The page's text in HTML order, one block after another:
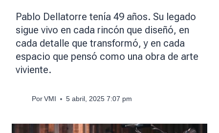
Pablo Dellatorre tenía 49 años. Su legado
sigue vivo en cada rincón que diseñó, en
cada detalle que transformó, y en cada
espacio que pensó como una obra de arte
viviente.
Por VMI 5 abril, 2025 7:07 pm